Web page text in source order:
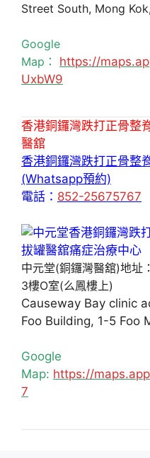
Street South, Mong
Google
Map： https://
UxbW9
香港銅鑼灣跌打正骨整
醫舘
香港銅鑼灣跌打正骨整
(Whatsapp預約)
電話： 852-25675767
中元堂(銅鑼灣醫舘)地址
3樓O室(么鳳樓上)
Causeway Bay clinic
Foo Building, 1-5 Foo
Google
Map: https://
7